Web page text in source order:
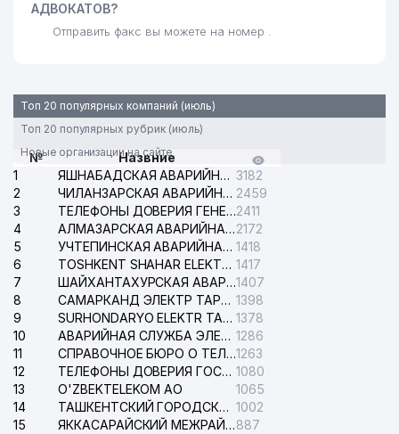
АДВОКАТОВ?
Отправить факс вы можете на номер .
Топ 20 популярных компаний (июль)
Топ 20 популярных рубрик (июль)
Новые организации на сайте
№
Назвние
1
ЯШНАБАДСКАЯ АВАРИЙНАЯ СЛУЖБА ЭЛЕКТРОСЕТИ 3182
2
ЧИЛАНЗАРСКАЯ АВАРИЙНАЯ СЛУЖБА ЭЛЕКТРОСЕТИ 2459
3
ТЕЛЕФОНЫ ДОВЕРИЯ ГЕНЕРАЛЬНОЙ ПРОКУРАТУРЫ РЕСПУБЛИКИ УЗБЕКИСТАН2411
4
АЛМАЗАРСКАЯ АВАРИЙНАЯ СЛУЖБА ЭЛЕКТРОСЕТИ2172
5
УЧТЕПИНСКАЯ АВАРИЙНАЯ СЛУЖБА ЭЛЕКТРОСЕТИ 1418
6
TOSHKENT SHAHAR ELEKTR TARMOQLARI KORXONASI АО 1417
7
ШАЙХАНТАХУРСКАЯ АВАРИЙНАЯ СЛУЖБА ЭЛЕКТРОСЕТИ1407
8
САМАРКАНД ЭЛЕКТР ТАРМОКЛАРИ АО 1398
9
SURHONDARYO ELEKTR TARMOKLARI АО 1378
10
АВАРИЙНАЯ СЛУЖБА ЭЛЕКТРОСЕТИ ТАШКЕНТСКОГО РАЙОНА 1286
11
СПРАВОЧНОЕ БЮРО О ТЕЛЕФОНАХ ОРГАНИЗАЦИЙ г. ТАШКЕНТА1263
12
ТЕЛЕФОНЫ ДОВЕРИЯ ГОСУДАРСТВЕННОГО ЦЕНТРА ТЕСТИРОВАНИЯ 1080
13
O'ZBEKTELEKOM АО
1065
14
ТАШКЕНТСКИЙ ГОРОДСКОЙ СУД ПО ГРАЖДАНСКИМ ДЕЛАМ 1002
15
ЯККАСАРАЙСКИЙ МЕЖРАЙОННЫЙ СУД ПО ГРАЖДАНСКИМ ДЕЛАМ887